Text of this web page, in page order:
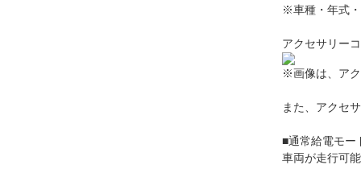
※車種・年式
アクセサリー
※画像は、ア
また、アクセ
■通常給電モー
車両が走行可